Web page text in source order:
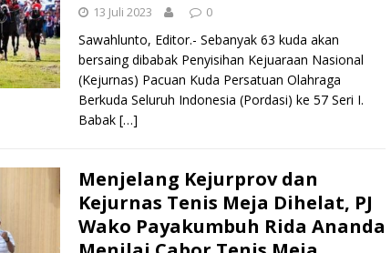
13 Juli 2023 0
Sawahlunto, Editor.- Sebanyak 63 kuda akan
bersaing dibabak Penyisihan Kejuaraan Nasional
(Kejurnas) Pacuan Kuda Persatuan Olahraga
Berkuda Seluruh Indonesia (Pordasi) ke 57 Seri I.
Babak […]
Menjelang Kejurprov dan
Kejurnas Tenis Meja Dihelat, PJ
Wako Payakumbuh Rida Ananda